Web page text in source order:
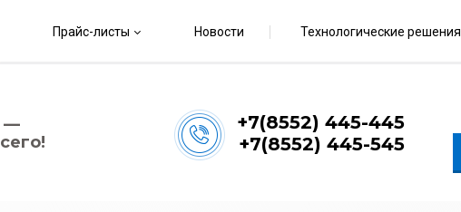
Прайс-листы Новости Технологические решения
—
+7(8552) 445-445
+7(8552) 445-545